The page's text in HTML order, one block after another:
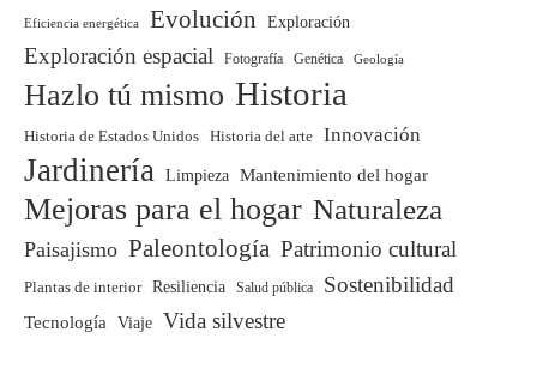
Eficiencia energética Evolución Exploración
Exploración espacial Fotografía Genética Geología
Hazlo tú mismo Historia
Historia de Estados Unidos Historia del arte Innovación
Jardinería Limpieza Mantenimiento del hogar
Mejoras para el hogar Naturaleza
Paisajismo Paleontología Patrimonio cultural
Plantas de interior Resiliencia Salud pública Sostenibilidad
Tecnología Viaje Vida silvestre